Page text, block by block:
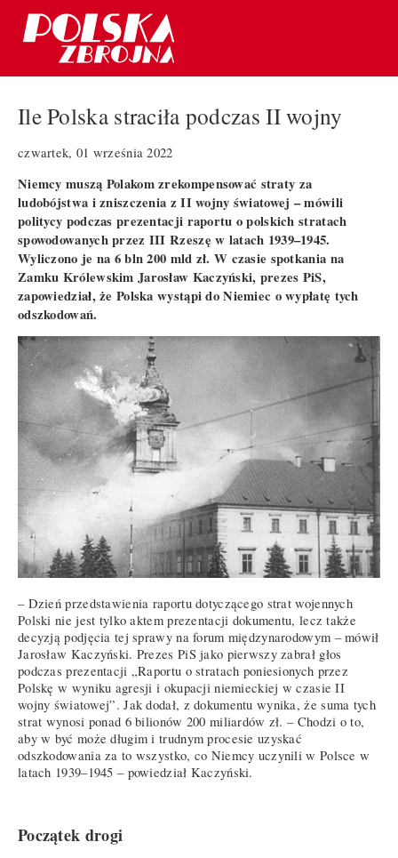
Ile Polska straciła podczas II wojny
czwartek, 01 września 2022
Niemcy muszą Polakom zrekompensować straty za
ludobójstwa i zniszczenia z II wojny światowej – mówili
politycy podczas prezentacji raportu o polskich stratach
spowodowanych przez III Rzeszę w latach 1939–1945.
Wyliczono je na 6 bln 200 mld zł. W czasie spotkania na
Zamku Królewskim Jarosław Kaczyński, prezes PiS,
zapowiedział, że Polska wystąpi do Niemiec o wypłatę tych
odszkodowań.
– Dzień przedstawienia raportu dotyczącego strat wojennych
Polski nie jest tylko aktem prezentacji dokumentu, lecz także
decyzją podjęcia tej sprawy na forum międzynarodowym – mówił
Jarosław Kaczyński. Prezes PiS jako pierwszy zabrał głos
podczas prezentacji „Raportu o stratach poniesionych przez
Polskę w wyniku agresji i okupacji niemieckiej w czasie II
wojny światowej”. Jak dodał, z dokumentu wynika, że suma tych
strat wynosi ponad 6 bilionów 200 miliardów zł. – Chodzi o to,
aby w być może długim i trudnym procesie uzyskać
odszkodowania za to wszystko, co Niemcy uczynili w Polsce w
latach 1939–1945 – powiedział Kaczyński.
Początek drogi